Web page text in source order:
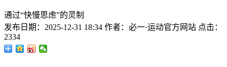
通过“快慢思虑”的灵制
发布日期： 2025-12-31 18:34 作者： 必一·运动官方网站 点击：
2334